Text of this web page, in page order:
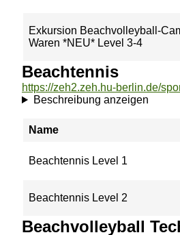
Exkursion Beachvolleyball-
Waren *NEU* Level 3-4
Beachtennis
Beschreibung anzeigen
Name
Beachtennis Level 1
Beachtennis Level 2
Beachvolleyball